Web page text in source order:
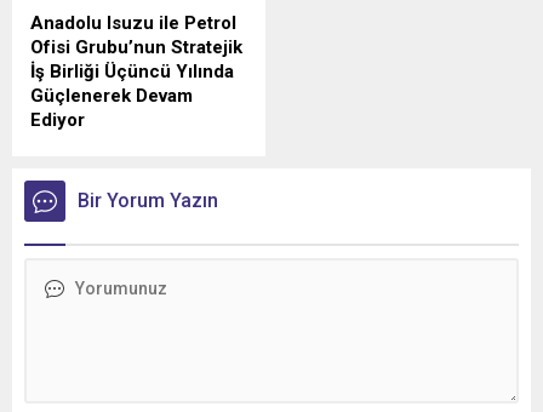
Anadolu Isuzu ile Petrol
Ofisi Grubu’nun Stratejik
İş Birliği Üçüncü Yılında
Güçlenerek Devam
Ediyor
ticari araçlara madeni yağ
tedarikini kapsayan stratejik
iş birliği üçüncü yılına girdi.
Bir Yorum Yazın